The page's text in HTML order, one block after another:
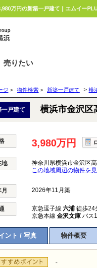
万円の新築一戸建て｜エムイー
売りたい
ジ > 物件検索 > 新築一戸建て > 横
一戸建て 横浜市金沢
3,980万円
地
神奈川県横浜市金沢区
この地域周辺の物件を
2026年11月築
京急逗子線 六浦 徒歩24
京急本線 金沢文庫 バス
ント / 写真 物件概要
-